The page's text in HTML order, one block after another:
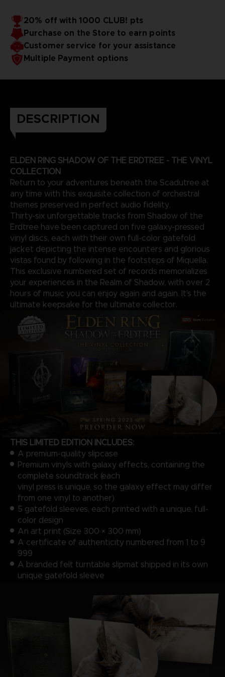
AUSSERGEWÖHNLICHE KÜNSTLER
Die Künstler:
Der Soundtrack für Shadow of the Erdtree wurde von Yuka
Kitamura, Tsukasa Saitoh, Shoi Miyazawa, Yoshimi Kudo und
Tai Tomisawa komponiert, die auch für die Musik hinter
vielen anderen Videospielen wie der Dark Souls-Trilogie
20% off with 1000 CLUB! pts
Purchase on the Store to earn points
Customer service for your assistance
Multiple Payment options
DESCRIPTION
ELDEN RING SHADOW OF THE ERDTREE - THE VINYL
COLLECTION
Return to your adventures beneath the Scadutree at
any time with this exquisite collection of orchestral
themes preserved in perfect audio fidelity.
Thirty-six unforgettable tracks from Shadow of the
Erdtree have been captured on five galaxy-pressed
vinyl discs, each with their own full-color gatefold
jacket depicting the intense encounters and glorious
vistas found by following in the footsteps of Miquella.
This exclusive numbered set of records memorializes
your experiences in the Realm of Shadow, with over 2
hours of music you can enjoy again and again. It’s the
ultimate keepsake for the ultimate collector.
THIS LIMITED EDITION INCLUDES:
A premium-quality slipcase
Premium vinyls with galaxy effects, containing the
complete soundtrack (each
vinyl press is unique, so the galaxy effect may differ
from one vinyl to another)
5 gatefold sleeves, each printed with a unique, full-
color design
An art print (Size 300 × 300 mm)
A certificate of authenticity numbered from 1 to 9
999
A branded felt turntable slipmat shipped in its own
unique gatefold sleeve